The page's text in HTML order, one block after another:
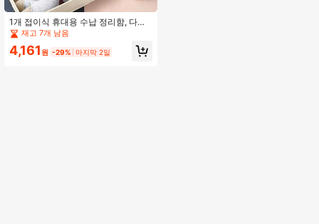
1개 접이식 휴대용 수납 정리함, 다칸
서랍 수납함, 양말, 속옷, 란제리 및 브
래지어에 적합, 다기능 의류 수납 용
기, 침실 장식, 개학 준비
재고 7개 남음
4,161 원 -29% 마지막 2일